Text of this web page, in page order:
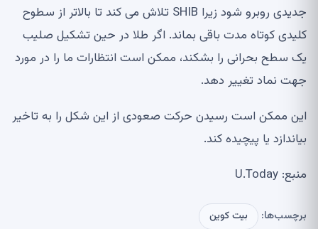
جدیدی روبرو شود زیرا SHIB تلاش می کند تا بالاتر از سطوح
کلیدی کوتاه مدت باقی بماند. اگر طلا در حین تشکیل صلیب
یک سطح بحرانی را بشکند، ممکن است انتظارات ما را در مورد
جهت نماد تغییر دهد.
این ممکن است رسیدن حرکت صعودی از این شکل را به تاخیر
بیاندازد یا پیچیده کند.
منبع: U.Today
برچسب‌ها: بیت کوین